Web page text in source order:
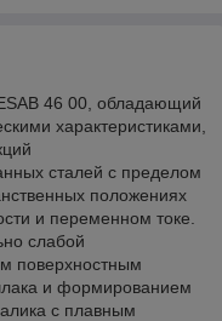
46 00, обладающий
характеристиками,
сталей с пределом
положениях
и переменном токе.
слабой
поверхностным
и формированием
с плавным